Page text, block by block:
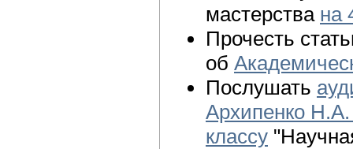
мастерства на
Прочесть
об
Послушать
Архипенко
классу